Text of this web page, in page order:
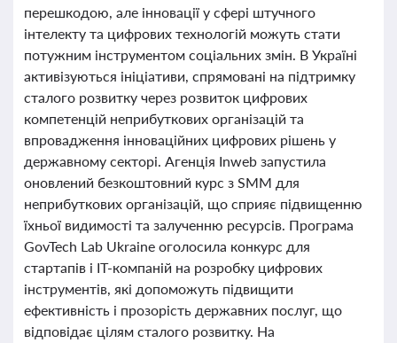
перешкодою, але інновації у сфері штучного
інтелекту та цифрових технологій можуть стати
потужним інструментом соціальних змін. В Україні
активізуються ініціативи, спрямовані на підтримку
сталого розвитку через розвиток цифрових
компетенцій неприбуткових організацій та
впровадження інноваційних цифрових рішень у
державному секторі. Агенція Inweb запустила
оновлений безкоштовний курс з SMM для
неприбуткових організацій, що сприяє підвищенню
їхньої видимості та залученню ресурсів. Програма
GovTech Lab Ukraine оголосила конкурс для
стартапів і ІТ-компаній на розробку цифрових
інструментів, які допоможуть підвищити
ефективність і прозорість державних послуг, що
відповідає цілям сталого розвитку. На